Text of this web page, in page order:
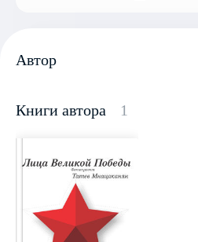
Автор
Книги автора 1